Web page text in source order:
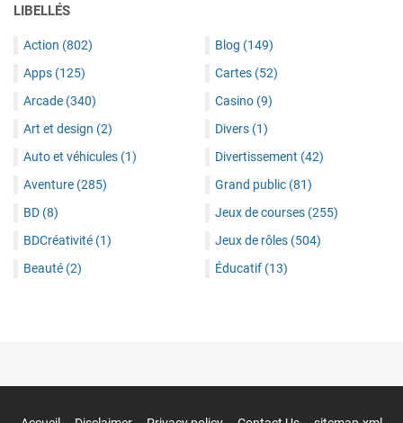
LIBELLÉS
Action (802)
Apps (125)
Arcade (340)
Art et design (2)
Auto et véhicules (1)
Aventure (285)
BD (8)
BDCréativité (1)
Beauté (2)
Blog (149)
Cartes (52)
Casino (9)
Divers (1)
Divertissement (42)
Grand public (81)
Jeux de courses (255)
Jeux de rôles (504)
Éducatif (13)